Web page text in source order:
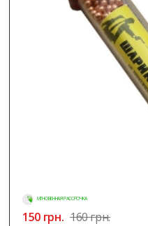
МГНОВЕННАЯ РАССРОЧКА
150грн. 160 грн.